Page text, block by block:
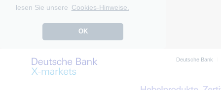
lesen Sie unsere Cookies-Hinweise.
OK
Deutsche Bank